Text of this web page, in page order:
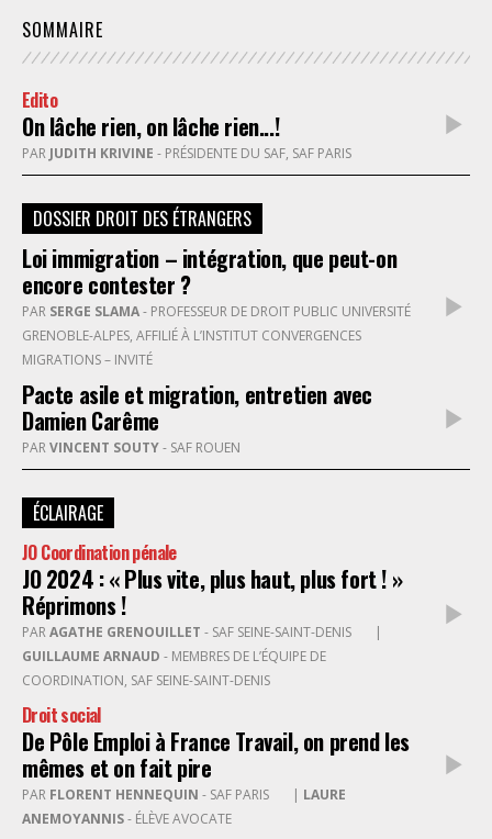
SOMMAIRE
Edito
On lâche rien, on lâche rien...!
PAR JUDITH KRIVINE - PRÉSIDENTE DU SAF, SAF PARIS
DOSSIER DROIT DES ÉTRANGERS
Loi immigration – intégration, que peut-on
encore contester ?
PAR SERGE SLAMA
GRENOBLE-ALPES, AFFILIÉ À L’INSTITUT CONVERGENCES
MIGRATIONS – INVITÉ
Pacte asile et migration, entretien avec
Damien Carême
PARVINCENT SOUTY- SAF ROUEN
ÉCLAIRAGE
JO Coordination pénale
JO 2024 : « Plus vite, plus haut, plus fort ! »
Réprimons !
PARAGATHE GRENOUILLET - SAF SEINE-SAINT-DENIS
|
GUILLAUME ARNAUD
COORDINATION, SAF SEINE-SAINT-DENIS
Droit social
De Pôle Emploi à France Travail, on prend les
mêmes et on fait pire
PAR FLORENT HENNEQUIN - SAF PARIS | LAURE
ANEMOYANNIS- ÉLÈVE AVOCATE